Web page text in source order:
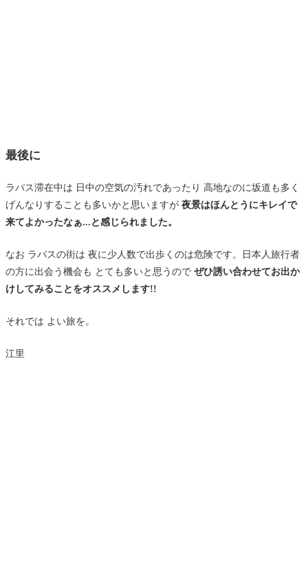
最後に
ラパス滞在中は 日中の空気の汚れであったり 高地なのに坂道も多く
げんなりすることも多いかと思いますが 夜景はほんとうにキレイで
来てよかったなぁ...と感じられました。
なお ラパスの街は 夜に少人数で出歩くのは危険です。日本人旅行者
の方に出会う機会も とても多いと思うので ぜひ誘い合わせてお出か
けしてみることをオススメします!!
それでは よい旅を。
江里